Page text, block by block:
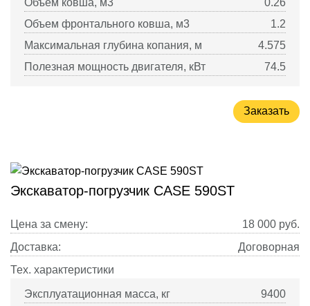
Объем ковша, м3
0.26
Объем фронтального ковша, м3
1.2
Максимальная глубина копания, м
4.575
Полезная мощность двигателя, кВт
74.5
Заказать
Экскаватор-погрузчик CASE 590ST
Цена за смену: 18 000 руб.
Доставка:
Договорная
Тех. характеристики
Эксплуатационная масса, кг
9400